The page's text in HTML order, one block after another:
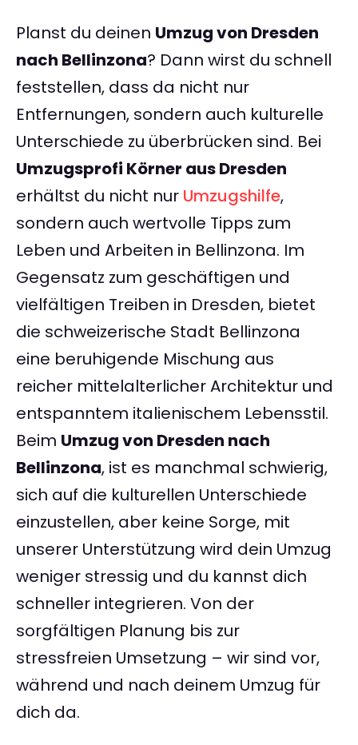
Planst du deinen Umzug von Dresden
nach Bellinzona? Dann wirst du schnell
feststellen, dass da nicht nur
Entfernungen, sondern auch kulturelle
Unterschiede zu überbrücken sind. Bei
Umzugsprofi Körner aus Dresden
erhältst du nicht nur Umzugshilfe,
sondern auch wertvolle Tipps zum
Leben und Arbeiten in Bellinzona. Im
Gegensatz zum geschäftigen und
vielfältigen Treiben in Dresden, bietet
die schweizerische Stadt Bellinzona
eine beruhigende Mischung aus
reicher mittelalterlicher Architektur und
entspanntem italienischem Lebensstil.
Beim Umzug von Dresden nach
Bellinzona, ist es manchmal schwierig,
sich auf die kulturellen Unterschiede
einzustellen, aber keine Sorge, mit
unserer Unterstützung wird dein Umzug
weniger stressig und du kannst dich
schneller integrieren. Von der
sorgfältigen Planung bis zur
stressfreien Umsetzung – wir sind vor,
während und nach deinem Umzug für
dich da.